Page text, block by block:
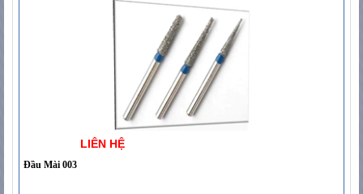
LIÊN HỆ
Đầu Mài 003